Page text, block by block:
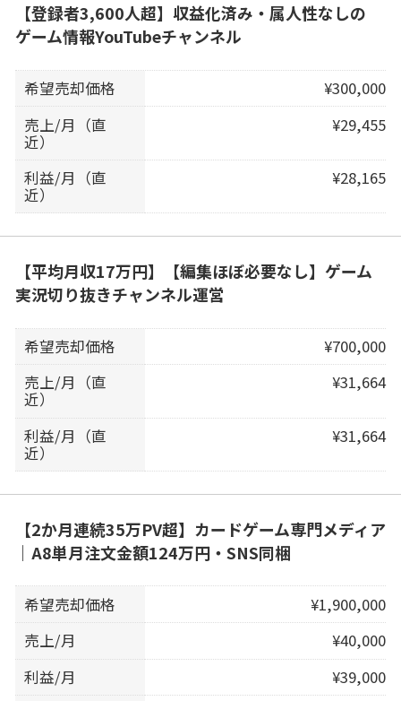
【登録者3,600人超】収益化済み・属人性なしの
ゲーム情報YouTubeチャンネル
希望売却価格
¥300,000
売上/月（直
近）
¥29,455
利益/月（直
近）
¥28,165
【平均月収17万円】【編集ほぼ必要なし】ゲーム
実況切り抜きチャンネル運営
希望売却価格
¥700,000
売上/月（直
近）
¥31,664
利益/月（直
近）
¥31,664
【2か月連続35万PV超】カードゲーム専門メディア
｜A8単月注文金額124万円・SNS同梱
希望売却価格
¥1,900,000
売上/月
¥40,000
利益/月
¥39,000